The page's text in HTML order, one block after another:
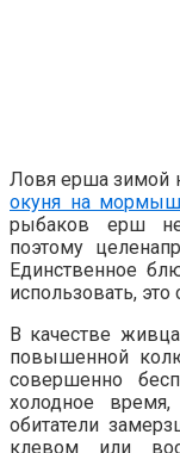
Ловя ерша зимой
окуня на
рыбаков ерш не
поэтому
Единственное
использовать,
В качестве
повышенной
совершенно
холодное
обитатели
клевом или